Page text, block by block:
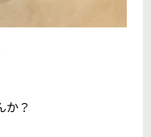
か？